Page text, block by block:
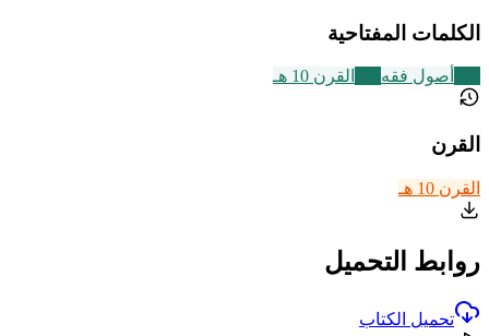
الكلمات المفتاحية
أصول فقه القرن 10 هـ
القرن
القرن 10 هـ
روابط التحميل
تحميل الكتاب